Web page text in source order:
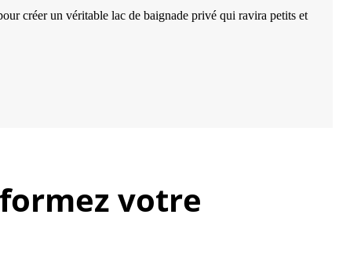
créer un véritable lac de baignade privé qui ravira petits et
votre